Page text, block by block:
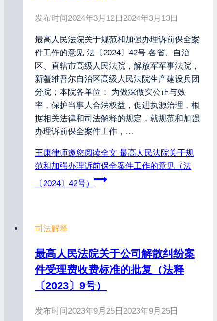
发布时间2024年3月12日 2024年3月13日
最高人民法院关于规范和加强办理诉前保全案
件工作的意见 法〔2024〕42号 各省、自治
区、直辖市高级人民法院，解放军军事法院，
新疆维吾尔自治区高级人民法院生产建设兵团
分院；本院各单位： 为做深做实公正与效
率，保护当事人合法权益，促进执源治理，根
据相关法律和司法解释的规定，就规范和加强
办理诉前保全案件工作，…
王康律师邀您阅读全文 最高人民法院关于规
范和加强办理诉前保全案件工作的意见（法
〔2024〕42号）
司法解释
最高人民法院关于公司解散纠纷案
件受理费收费标准的批复（法释
〔2023〕9号）
发布时间2023年9月25日 2023年9月25日